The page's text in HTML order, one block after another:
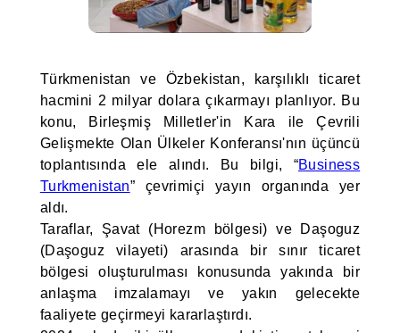
Türkmenistan ve Özbekistan, karşılıklı ticaret
hacmini 2 milyar dolara çıkarmayı planlıyor. Bu
konu, Birleşmiş Milletler'in Kara ile Çevrili
Gelişmekte Olan Ülkeler Konferansı'nın üçüncü
toplantısında ele alındı. Bu bilgi, “Business
Turkmenistan” çevrimiçi yayın organında yer
aldı.
Taraflar, Şavat (Horezm bölgesi) ve Daşoguz
(Daşoguz vilayeti) arasında bir sınır ticaret
bölgesi oluşturulması konusunda yakında bir
anlaşma imzalamayı ve yakın gelecekte
faaliyete geçirmeyi kararlaştırdı.